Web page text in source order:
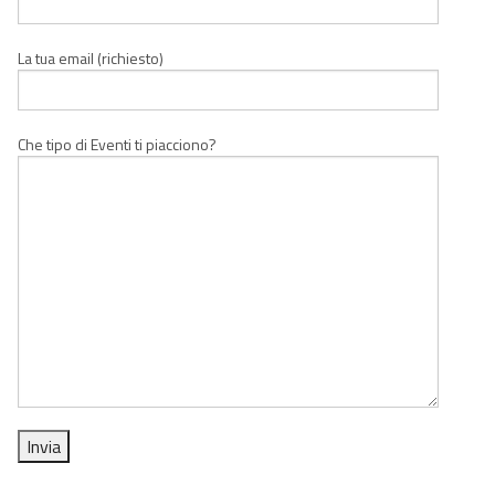
La tua email (richiesto)
Che tipo di Eventi ti piacciono?